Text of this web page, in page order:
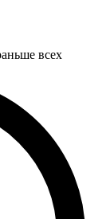
всех